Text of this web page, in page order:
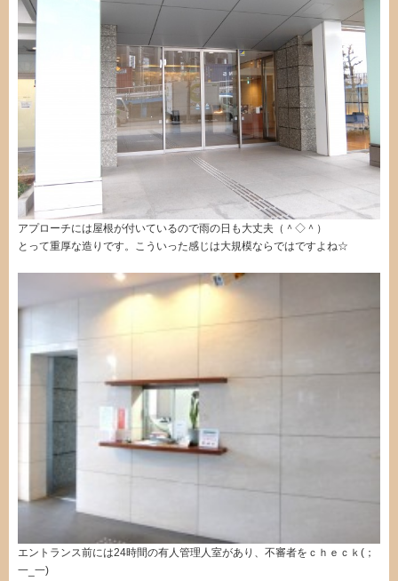
アプローチには屋根が付いているので雨の日も大丈夫（＾◇＾）
とって重厚な造りです。こういった感じは大規模ならではですよね☆
エントランス前には24時間の有人管理人室があり、不審者をｃｈｅｃｋ(；
一_一)